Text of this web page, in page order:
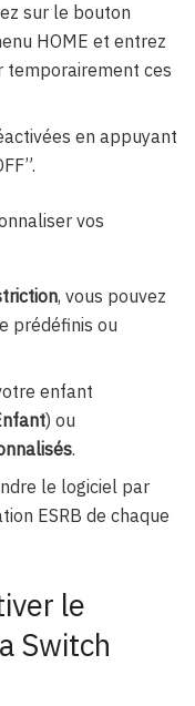
sur le bouton
HOME et entrez
temporairement ces
en appuyant
vos
, vous pouvez
prédéfinis ou
enfant
) ou
.
le logiciel par
ESRB de chaque
le
Switch